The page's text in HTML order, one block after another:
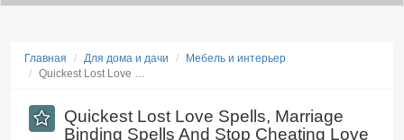
Главная Для дома и дачи
Мебель и интерьер
​Quickest Lost Love …
​Quickest Lost Love Spells, Marriage
Binding Spells And Stop Cheating Love